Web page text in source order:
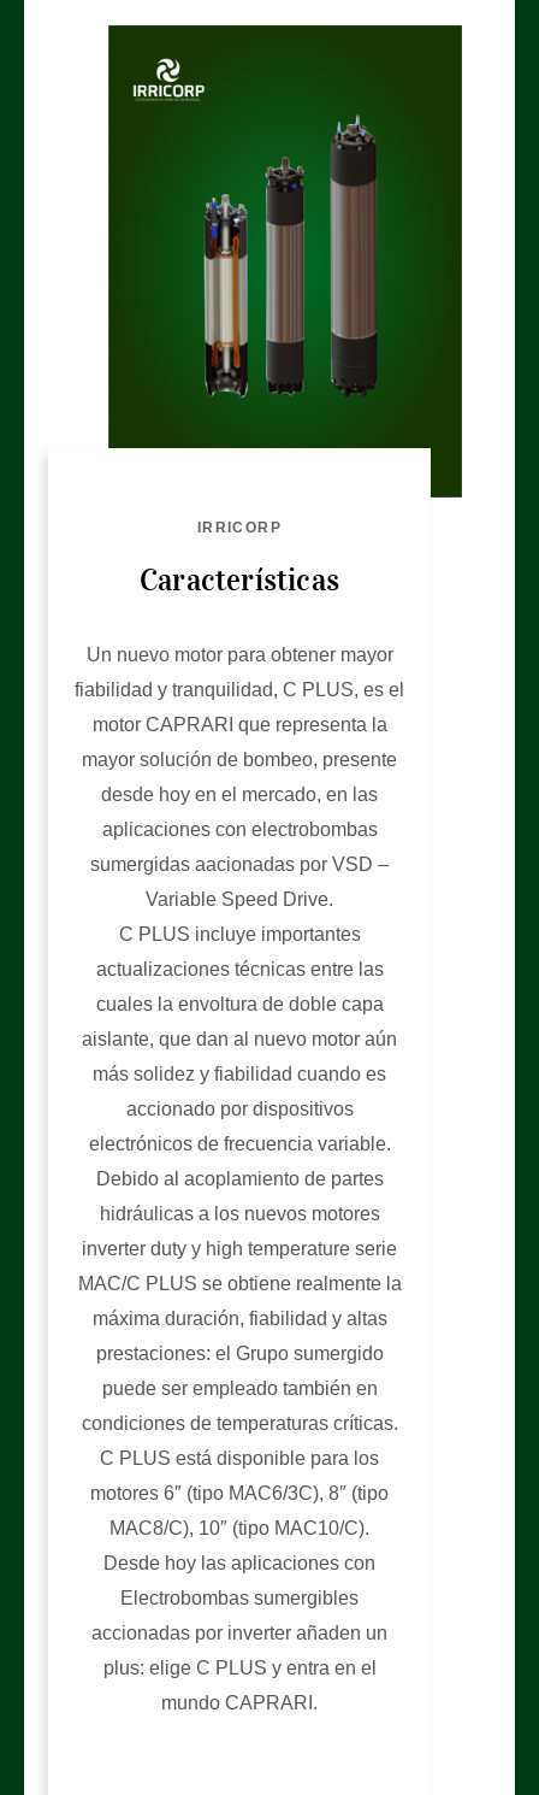
IRRICORP
Características
Un nuevo motor para obtener mayor
fiabilidad y tranquilidad, C PLUS, es el
motor CAPRARI que representa la
mayor solución de bombeo, presente
desde hoy en el mercado, en las
aplicaciones con electrobombas
sumergidas aacionadas por VSD –
Variable Speed Drive.
C PLUS incluye importantes
actualizaciones técnicas entre las
cuales la envoltura de doble capa
aislante, que dan al nuevo motor aún
más solidez y fiabilidad cuando es
accionado por dispositivos
electrónicos de frecuencia variable.
Debido al acoplamiento de partes
hidráulicas a los nuevos motores
inverter duty y high temperature serie
MAC/C PLUS se obtiene realmente la
máxima duración, fiabilidad y altas
prestaciones: el Grupo sumergido
puede ser empleado también en
condiciones de temperaturas críticas.
C PLUS está disponible para los
motores 6″ (tipo MAC6/3C), 8″ (tipo
MAC8/C), 10″ (tipo MAC10/C).
Desde hoy las aplicaciones con
Electrobombas sumergibles
accionadas por inverter añaden un
plus: elige C PLUS y entra en el
mundo CAPRARI.